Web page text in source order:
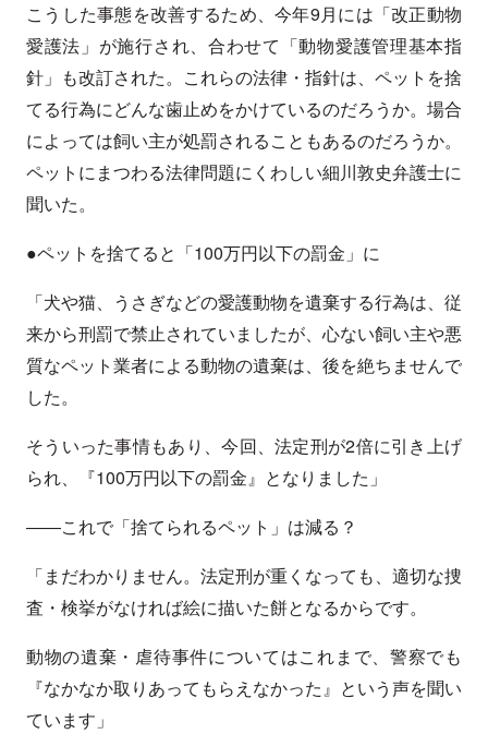
こうした事態を改善するため、今年9月には「改正動物
愛護法」が施行され、合わせて「動物愛護管理基本指
針」も改訂された。これらの法律・指針は、ペットを捨
てる行為にどんな歯止めをかけているのだろうか。場合
によっては飼い主が処罰されることもあるのだろうか。
ペットにまつわる法律問題にくわしい細川敦史弁護士に
聞いた。
●ペットを捨てると「100万円以下の罰金」に
「犬や猫、うさぎなどの愛護動物を遺棄する行為は、従
来から刑罰で禁止されていましたが、心ない飼い主や悪
質なペット業者による動物の遺棄は、後を絶ちませんで
した。
そういった事情もあり、今回、法定刑が2倍に引き上げ
られ、『100万円以下の罰金』となりました」
――これで「捨てられるペット」は減る？
「まだわかりません。法定刑が重くなっても、適切な捜
査・検挙がなければ絵に描いた餅となるからです。
動物の遺棄・虐待事件についてはこれまで、警察でも
『なかなか取りあってもらえなかった』という声を聞い
ています」